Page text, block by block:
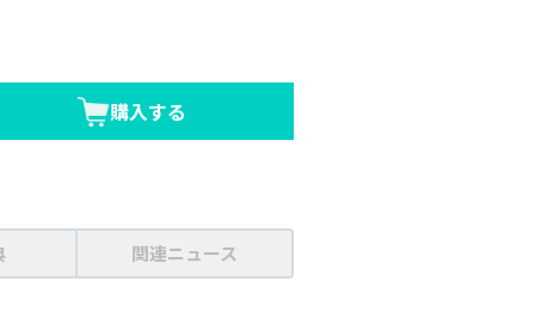
購入する
関連ニュース